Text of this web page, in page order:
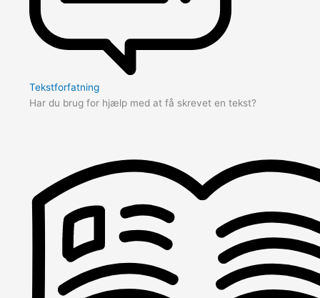
Tekstforfatning
Har du brug for hjælp med at få skrevet en tekst?